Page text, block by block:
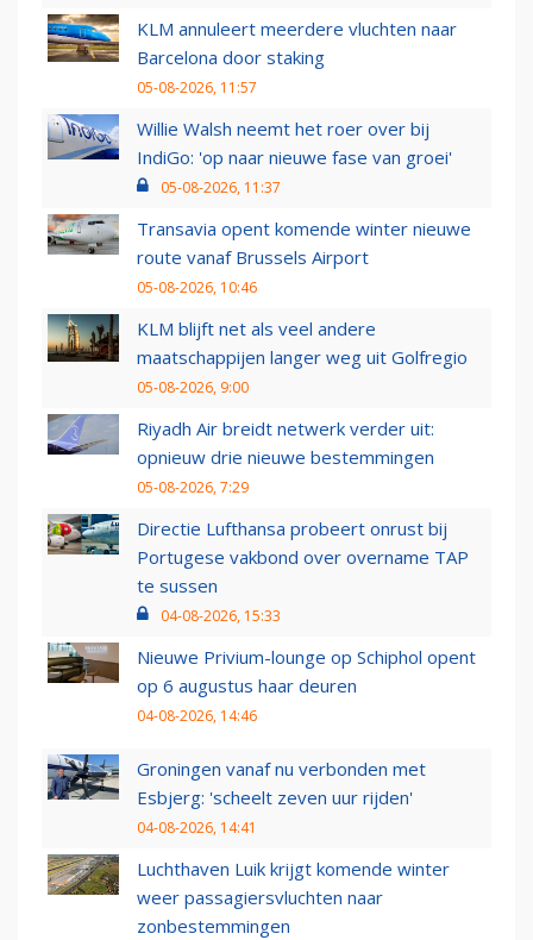
KLM annuleert meerdere vluchten naar
Barcelona door staking
05-08-2026, 11:57
Willie Walsh neemt het roer over bij
IndiGo: 'op naar nieuwe fase van groei'
05-08-2026, 11:37
Transavia opent komende winter nieuwe
route vanaf Brussels Airport
05-08-2026, 10:46
KLM blijft net als veel andere
maatschappijen langer weg uit Golfregio
05-08-2026, 9:00
Riyadh Air breidt netwerk verder uit:
opnieuw drie nieuwe bestemmingen
05-08-2026, 7:29
Directie Lufthansa probeert onrust bij
Portugese vakbond over overname TAP
te sussen
04-08-2026, 15:33
Nieuwe Privium-lounge op Schiphol opent
op 6 augustus haar deuren
04-08-2026, 14:46
Groningen vanaf nu verbonden met
Esbjerg: 'scheelt zeven uur rijden'
04-08-2026, 14:41
Luchthaven Luik krijgt komende winter
weer passagiersvluchten naar
zonbestemmingen